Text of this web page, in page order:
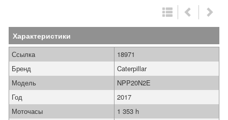
Характеристики
Ссылка
18971
Бренд
Caterpillar
Модель
NPP20N2E
Год
2017
Моточасы
1 353 h